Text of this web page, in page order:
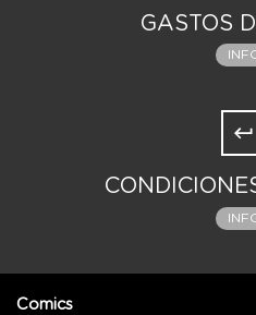
GASTOS
Comics